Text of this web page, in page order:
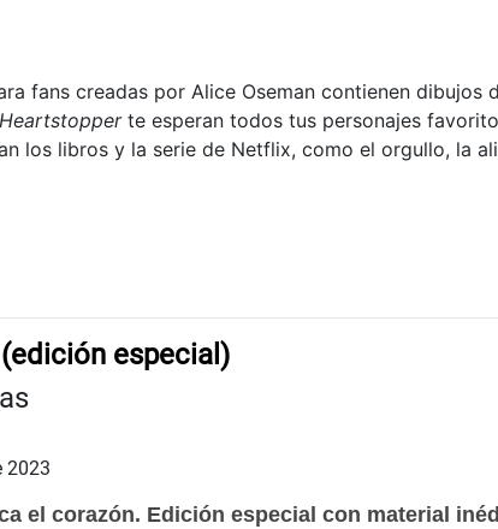
fans creadas por Alice Oseman contienen dibujos
Heartstopperte esperan todos tus personajes
los libros y la serie de Netflix, como el orgullo, la
especial)
2023
el corazón. Edición especial con material